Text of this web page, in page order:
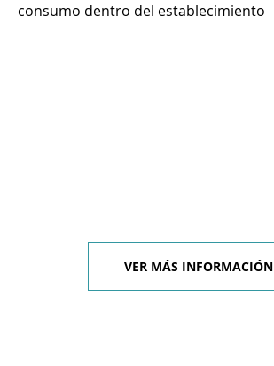
consumo dentro del establecimiento
VER MÁS INFORMACIÓN